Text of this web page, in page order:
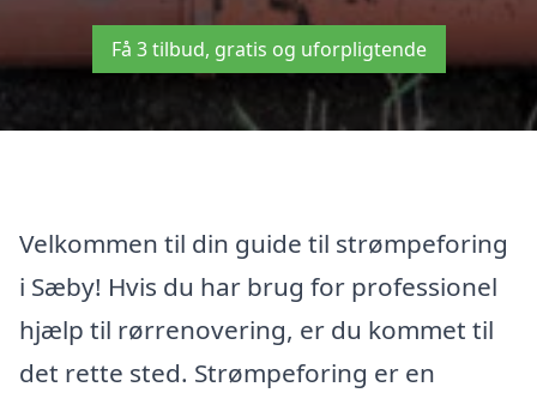
Få 3 tilbud, gratis og uforpligtende
Velkommen til din guide til strømpeforing
i Sæby! Hvis du har brug for professionel
hjælp til rørrenovering, er du kommet til
det rette sted. Strømpeforing er en